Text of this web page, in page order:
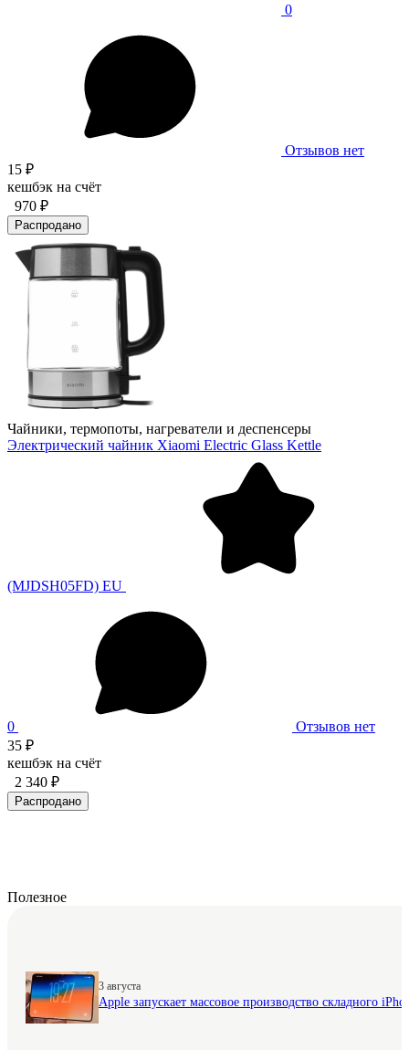
0
Отзывов нет
15 ₽
кешбэк на счёт
970 ₽
Распродано
Чайники, термопоты, нагреватели и деспенсеры
Электрический чайник Xiaomi Electric Glass Kettle
(MJDSH05FD) EU
0
Отзывов нет
35 ₽
кешбэк на счёт
2 340 ₽
Распродано
Полезное
3 августа
Apple запускает массовое производство складного